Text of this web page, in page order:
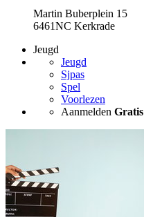
Martin Buberplein 15
6461NC Kerkrade
Jeugd
Jeugd
Sjpas
Spel
Voorlezen
Aanmelden Gratis